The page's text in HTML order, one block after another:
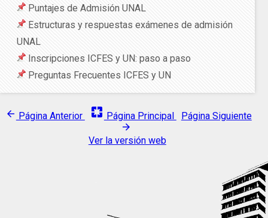
Puntajes de Admisión UNAL
Estructuras y respuestas exámenes de admisión
UNAL
Inscripciones ICFES y UN: paso a paso
Preguntas Frecuentes ICFES y UN
arrow_back Página Anterior pages Página Principal Página Siguiente
arrow_forward
Ver la versión web